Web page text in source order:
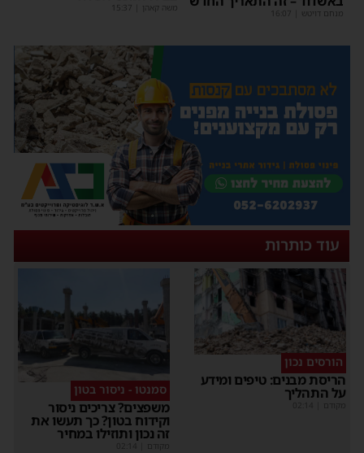
מנחם דויטש 16:07 משה קאהן 15:37
עוד כותרות
הורסים נכון
הריסת מבנים: טיפים ומידע
על התהליך
מקודם
סמנטו - ניסור בטון
משפצים? צריכים ניסור
וקידוח בטון? כך תעשו את
זה נכון ותוזילו במחיר
מקודם